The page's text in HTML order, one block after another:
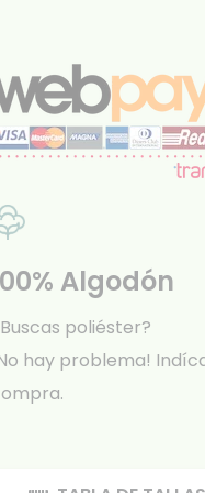
Algodón
poliéster?
hay problema!